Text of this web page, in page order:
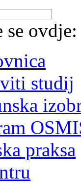
se ovdje:
studij
praksa